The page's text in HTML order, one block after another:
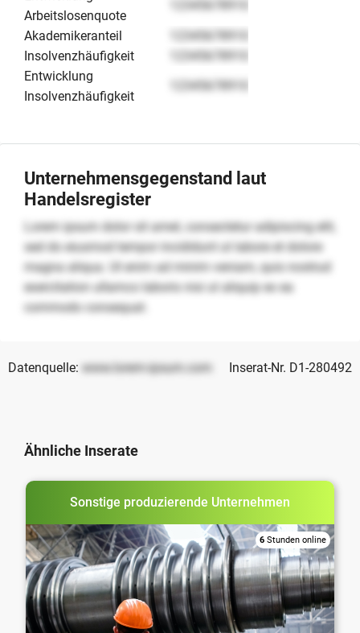
Arbeitslosenquote
12345678910
Akademikeranteil
12345678910
Insolvenzhäufigkeit
12345678910
Entwicklung
Insolvenzhäufigkeit
12345678910
Unternehmensgegenstand laut
Handelsregister
Lorem ipsum dolor sit amet, consectetur adipiscing elit,
sed do eiusmod tempor incididunt ut labore et dolore
magna aliqua. Ut enim ad minim veniam, quis nostrud
exercitation ullamco laboris nisi ut aliquip ex ea
commodo consequat.
Datenquelle: www.lorem-ipsum.com Inserat-Nr. D1-280492
Ähnliche Inserate
Sonstige produzierende Unternehmen
6 Stunden online